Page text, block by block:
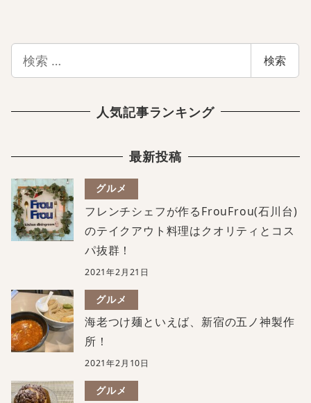
索
検索
人気記事ランキング
最新投稿
グルメ
フレンチシェフが作るFrouFrou(石川台)
のテイクアウト料理はクオリティとコス
パ抜群！
2021年2月21日
グルメ
海老つけ麺といえば、新宿の五ノ神製作
所！
2021年2月10日
グルメ